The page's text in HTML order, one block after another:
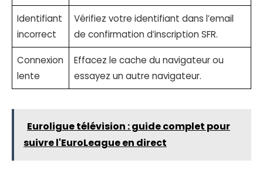
Identifiant
incorrect
Vérifiez votre identifiant dans l’email
de confirmation d’inscription SFR.
Connexion
lente
Effacez le cache du navigateur ou
essayez un autre navigateur.
Euroligue télévision : guide complet pour
suivre l'EuroLeague en direct